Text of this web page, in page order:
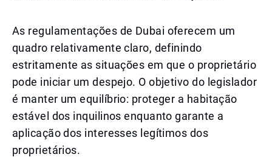
As regulamentações de Dubai oferecem um
quadro relativamente claro, definindo
estritamente as situações em que o proprietário
pode iniciar um despejo. O objetivo do legislador
é manter um equilíbrio: proteger a habitação
estável dos inquilinos enquanto garante a
aplicação dos interesses legítimos dos
proprietários.